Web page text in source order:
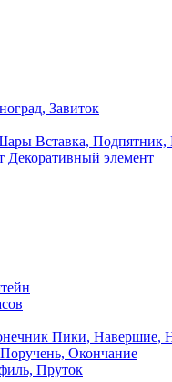
Завиток
Вставка,
Декоративный элемент
Пики, Навершие,
Поручень, Окончание
Пруток